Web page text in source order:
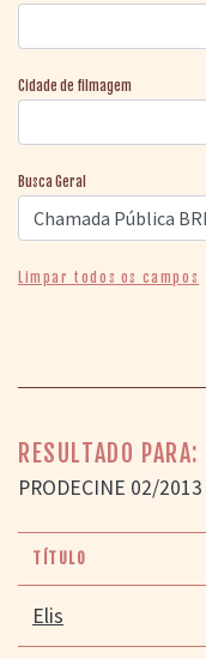
Cidade de filmagem
Busca Geral
Limpar todos os campos
RESULTADO PARA:
PRODECINE 02/2013
TÍTULO
Elis